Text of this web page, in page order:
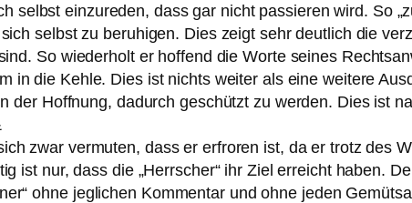
einzureden, dass gar nicht passieren wird. So
selbst zu beruhigen. Dies zeigt sehr deutlich die
So wiederholt er hoffend die Worte seines
in die Kehle. Dies ist nichts weiter als eine weitere
der Hoffnung, dadurch geschützt zu werden. Dies ist
zwar vermuten, dass er erfroren ist, da er trotz des
ist nur, dass die „Herrscher“ ihr Ziel erreicht haben.
ohne jeglichen Kommentar und ohne jeden